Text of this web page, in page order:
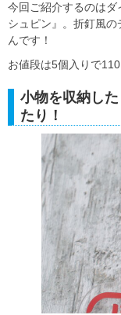
今回ご紹介するのは
シュピン』。折釘風
んです！
お値段は5個入りで
小物を収納し
たり！